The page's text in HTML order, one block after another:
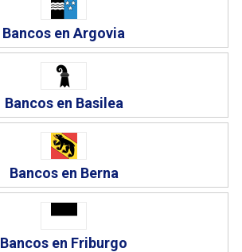
Bancos en Argovia
Bancos en Basilea
Bancos en Berna
Bancos en Friburgo